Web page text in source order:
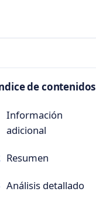
de contenidos
Información
adicional
Resumen
Análisis detallado